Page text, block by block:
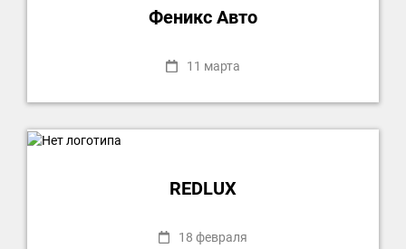
Феникс Авто
11 марта
REDLUX
18 февраля